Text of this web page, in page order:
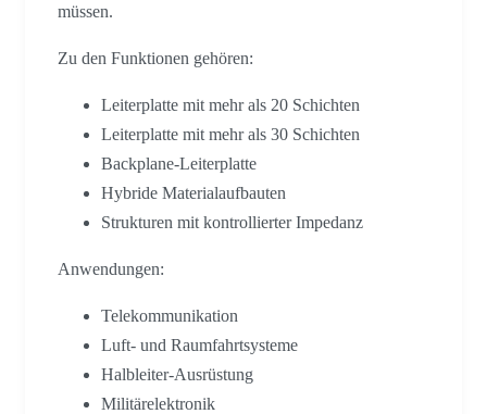
müssen.
Zu den Funktionen gehören:
Leiterplatte mit mehr als 20 Schichten
Leiterplatte mit mehr als 30 Schichten
Backplane-Leiterplatte
Hybride Materialaufbauten
Strukturen mit kontrollierter Impedanz
Anwendungen:
Telekommunikation
Luft- und Raumfahrtsysteme
Halbleiter-Ausrüstung
Militärelektronik